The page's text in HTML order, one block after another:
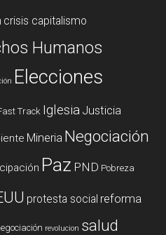
crisis capitalismo
Humanos
Elecciones
Track Iglesia Justicia
Mineria Negociación
Paz PND Pobreza
protesta social reforma
revolucion salud